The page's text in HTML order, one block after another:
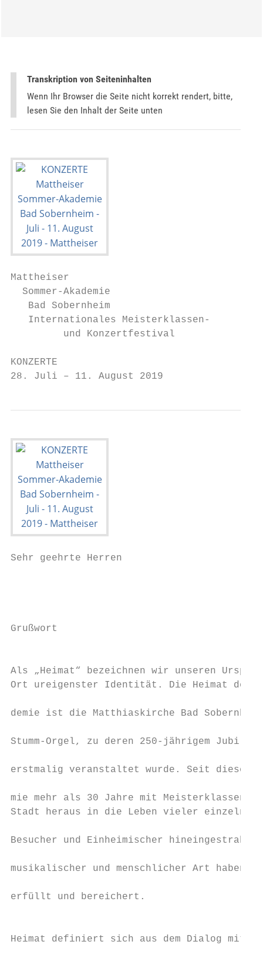
Transkription von Seiteninhalten
Wenn Ihr Browser die Seite nicht korrekt rendert, bitte,
lesen Sie den Inhalt der Seite unten
Mattheiser
  Sommer-Akademie
   Bad Sobernheim
   Internationales Meisterklassen-
         und Konzertfestival
KONZERTE
28. Juli – 11. August 2019
Sehr geehrte Herren
Grußwort
Als „Heimat“ bezeichnen wir unseren
Ort ureigenster Identität. Die Heimat der
demie ist die Matthiaskirche Bad
Stumm-Orgel, zu deren 250-jährigem
erstmalig veranstaltet wurde. Seit diesem
mie mehr als 30 Jahre mit Meisterklassen
Stadt heraus in die Leben vieler einzelner
Besucher und Einheimischer hineingestrahlt,
musikalischer und menschlicher Art haben
erfüllt und bereichert.
Heimat definiert sich aus dem Dialog mit